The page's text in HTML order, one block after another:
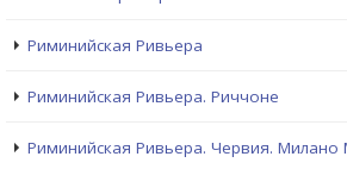
Риминийская Ривьера
Риминийская Ривьера. Риччоне
Риминийская Ривьера. Червия. Милано